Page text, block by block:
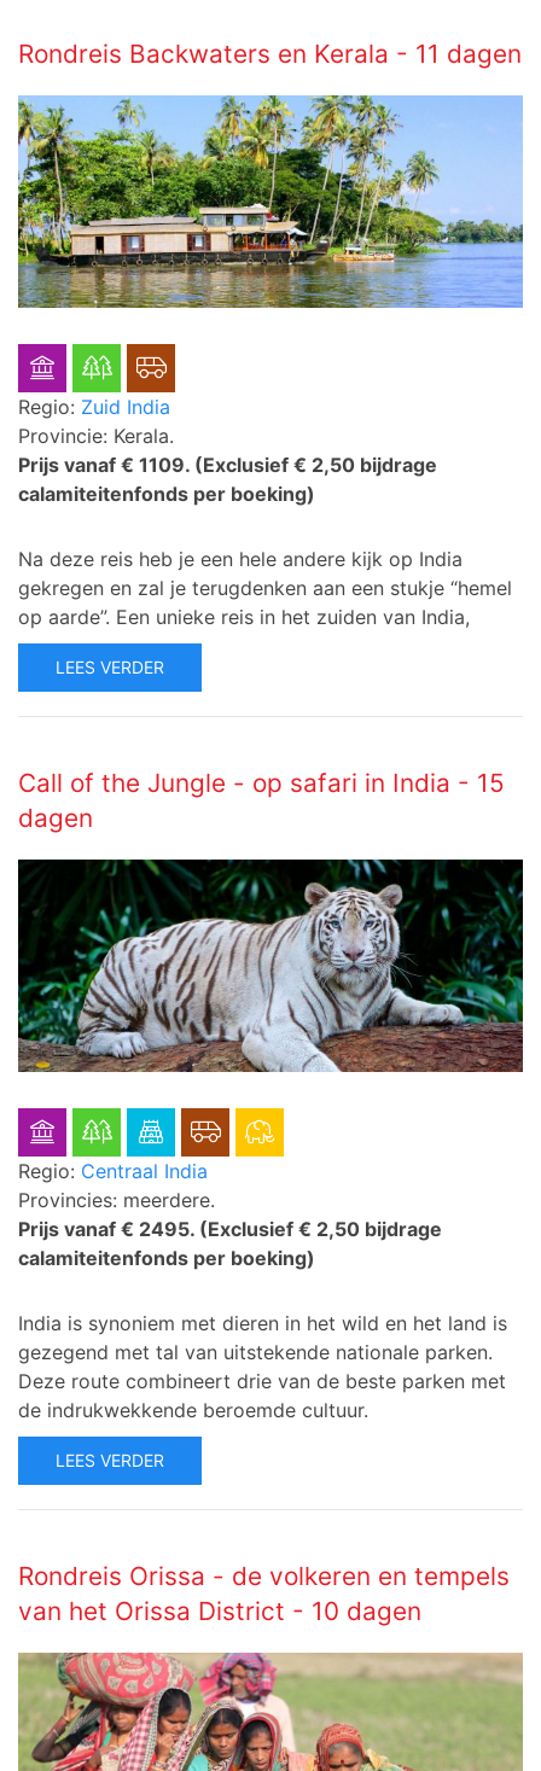
Rondreis Backwaters en Kerala - 11 dagen
Regio: Zuid India
Provincie: Kerala.
Prijs vanaf € 1109. (Exclusief € 2,50 bijdrage
calamiteitenfonds per boeking)
Na deze reis heb je een hele andere kijk op India
gekregen en zal je terugdenken aan een stukje “hemel
op aarde”. Een unieke reis in het zuiden van India,
LEES VERDER
Call of the Jungle - op safari in India - 15
dagen
Regio: Centraal India
Provincies: meerdere.
Prijs vanaf € 2495. (Exclusief € 2,50 bijdrage
calamiteitenfonds per boeking)
India is synoniem met dieren in het wild en het land is
gezegend met tal van uitstekende nationale parken.
Deze route combineert drie van de beste parken met
de indrukwekkende beroemde cultuur.
LEES VERDER
Rondreis Orissa - de volkeren en tempels
van het Orissa District - 10 dagen